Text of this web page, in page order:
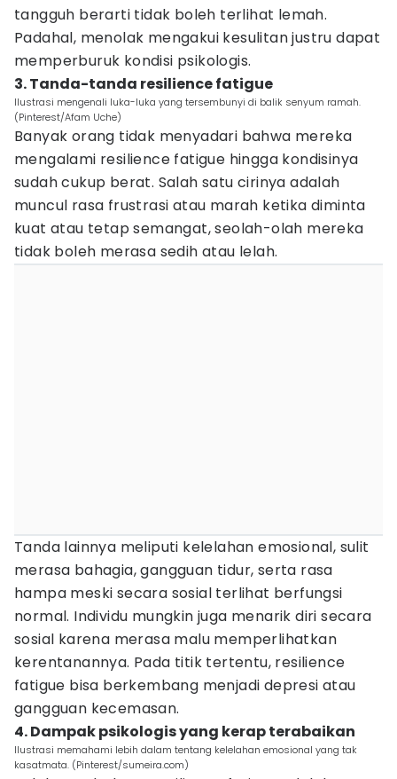
tangguh berarti tidak boleh terlihat lemah.
Padahal, menolak mengakui kesulitan justru dapat
memperburuk kondisi psikologis.
3. Tanda-tanda resilience fatigue
Ilustrasi mengenali luka-luka yang tersembunyi di balik senyum ramah.
(Pinterest/Afam Uche)
Banyak orang tidak menyadari bahwa mereka
mengalami resilience fatigue hingga kondisinya
sudah cukup berat. Salah satu cirinya adalah
muncul rasa frustrasi atau marah ketika diminta
kuat atau tetap semangat, seolah-olah mereka
tidak boleh merasa sedih atau lelah.
Tanda lainnya meliputi kelelahan emosional, sulit
merasa bahagia, gangguan tidur, serta rasa
hampa meski secara sosial terlihat berfungsi
normal. Individu mungkin juga menarik diri secara
sosial karena merasa malu memperlihatkan
kerentanannya. Pada titik tertentu, resilience
fatigue bisa berkembang menjadi depresi atau
gangguan kecemasan.
4. Dampak psikologis yang kerap terabaikan
Ilustrasi memahami lebih dalam tentang kelelahan emosional yang tak
kasatmata. (Pinterest/sumeira.com)